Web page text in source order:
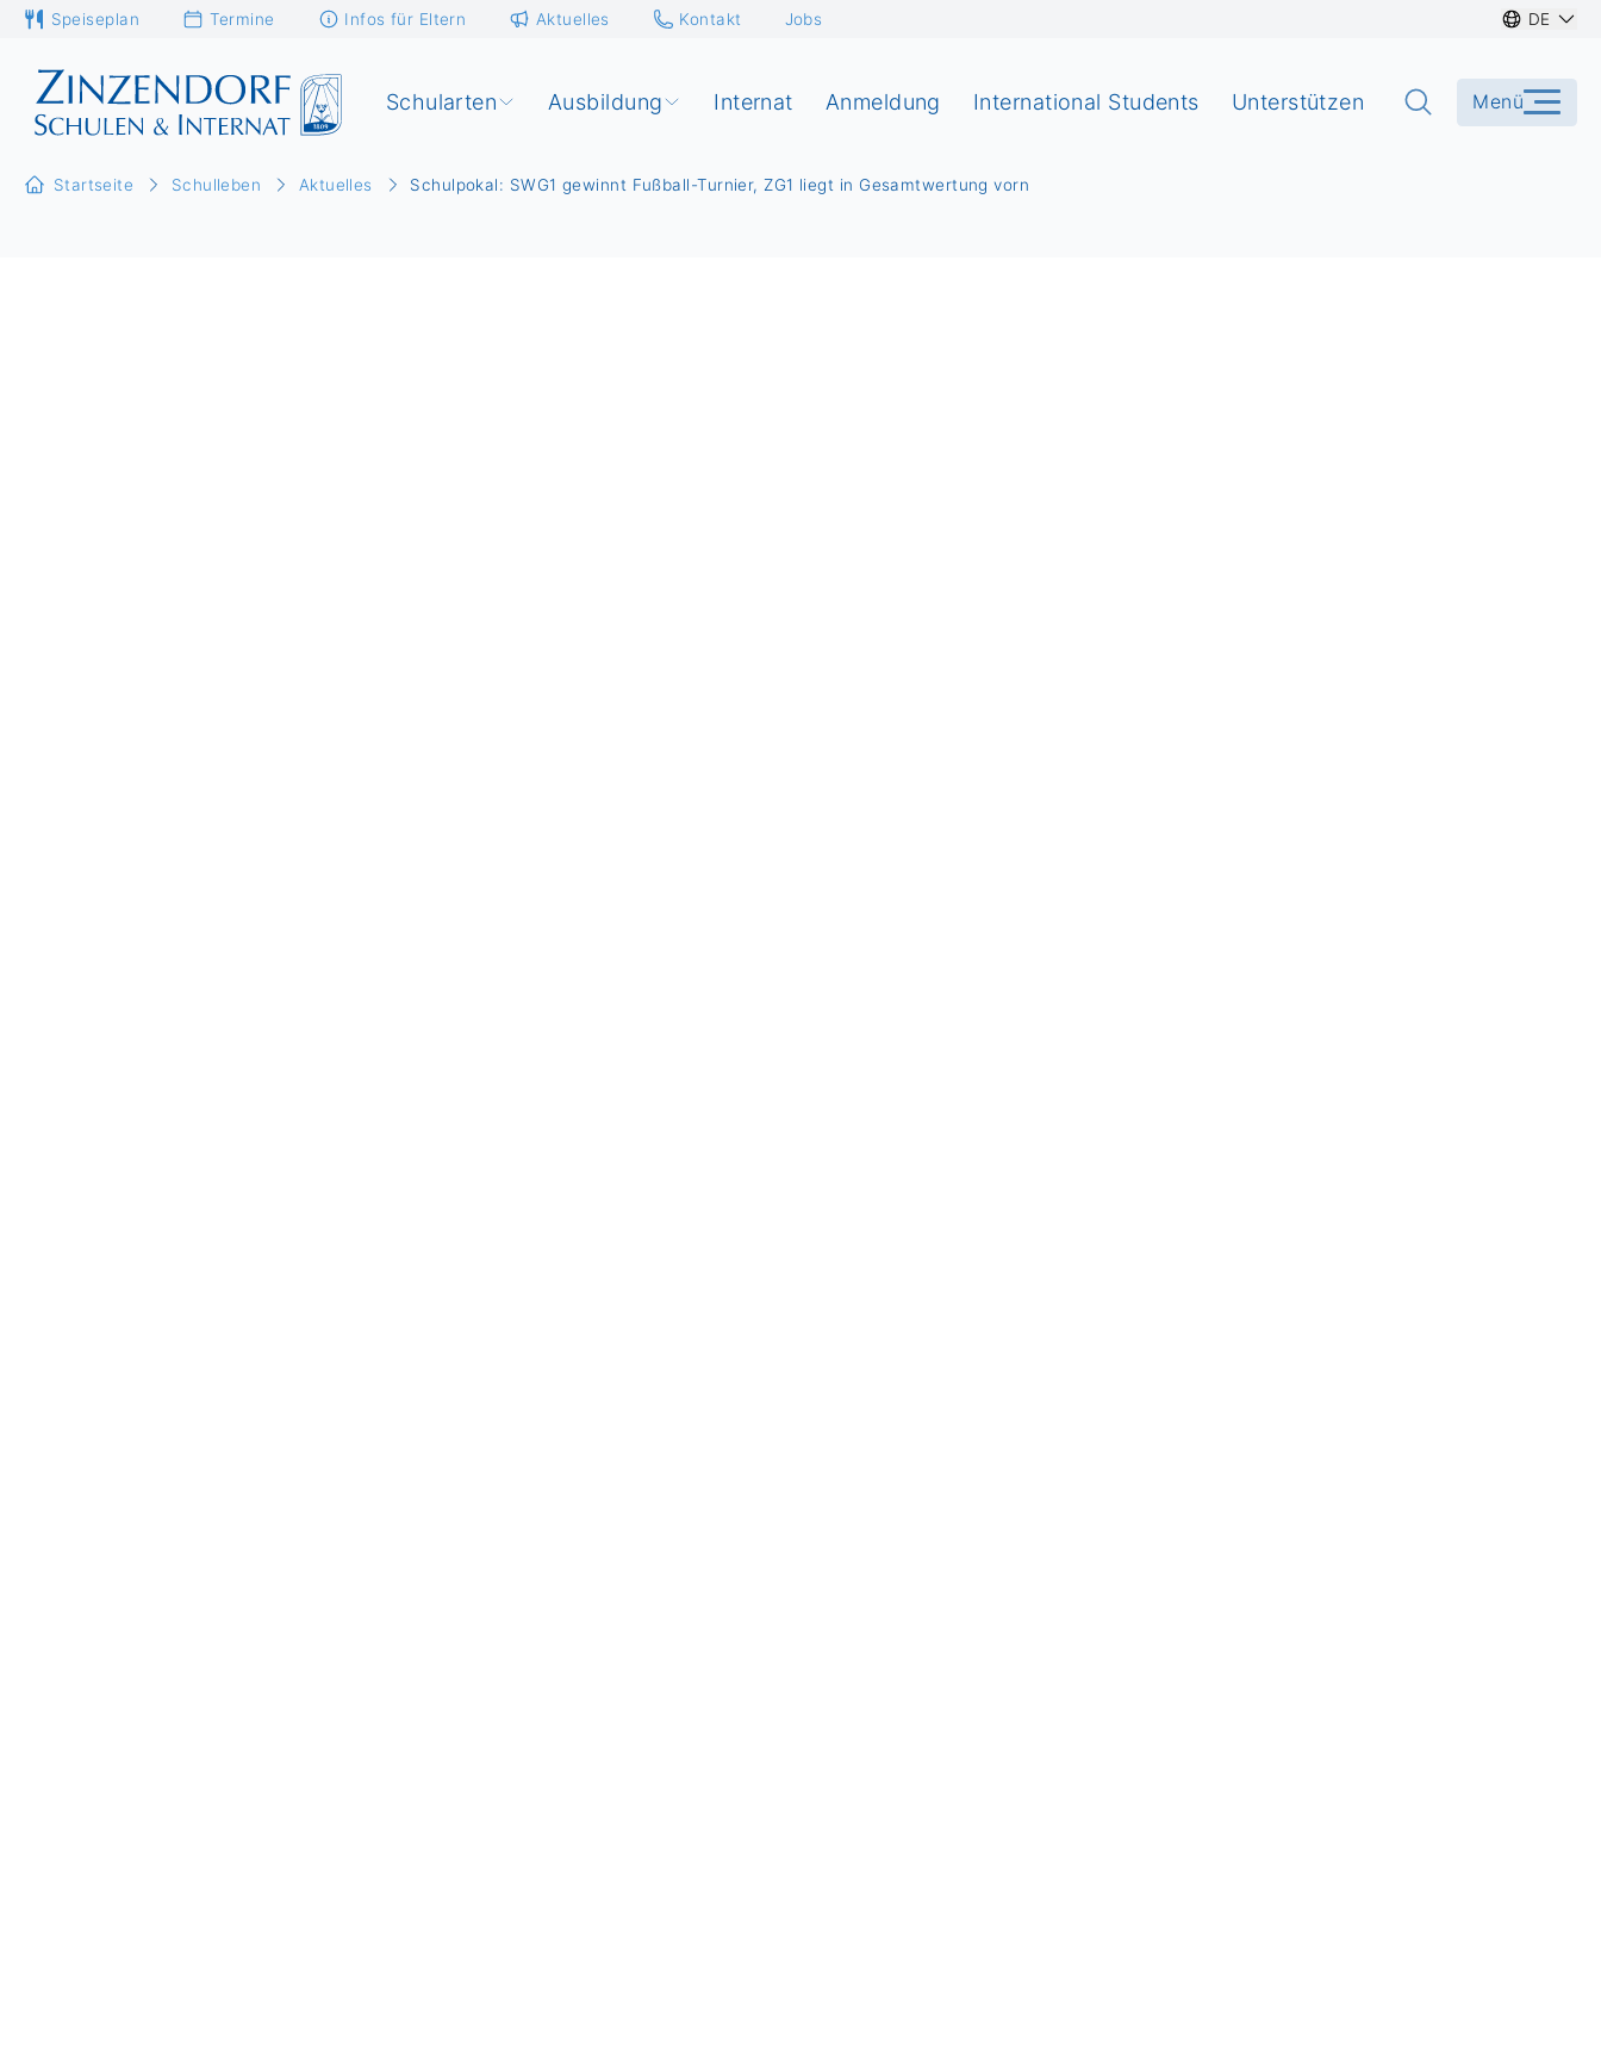
Speiseplan Termine Infos für Eltern Aktuelles Kontakt Jobs DE
Schularten Ausbildung Internat Anmeldung International Students Unterstützen Menü
Startseite Schulleben Aktuelles Schulpokal: SWG1 gewinnt Fußball-Turnier, ZG1 liegt in Gesamtwertung vorn